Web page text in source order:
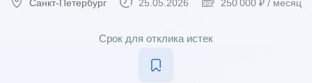
Санкт-Петербург 25.05.2026 250 000 ₽ / месяц
Срок для отклика истек